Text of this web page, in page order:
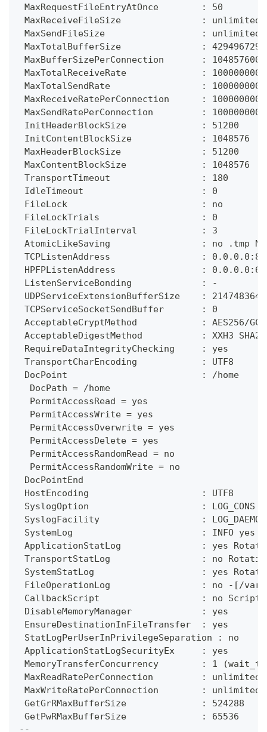
MaxRequestFileEntryAtOnce        : 50
MaxReceiveFileSize               : unlimited
MaxSendFileSize                  : unlimited
MaxTotalBufferSize               : 4294967296
MaxBufferSizePerConnection       : 104857600
MaxTotalReceiveRate              :
MaxTotalSendRate                 :
MaxReceiveRatePerConnection      :
MaxSendRatePerConnection         :
InitHeaderBlockSize              : 51200
InitContentBlockSize             : 1048576
MaxHeaderBlockSize               : 51200
MaxContentBlockSize              : 1048576
TransportTimeout                 : 180
IdleTimeout                      : 0
FileLock                         : no
FileLockTrials                   : 0
FileLockTrialInterval            : 3
AtomicLikeSaving                 : no .tmp
TCPListenAddress                 :
HPFPListenAddress                :
ListenServiceBonding             : -
UDPServiceExtensionBufferSize    : 2147483648
TCPServiceSocketSendBuffer       : 0
AcceptableCryptMethod            : AES256/GCM
AcceptableDigestMethod           : XXH3 SHA256
RequireDataIntegrityChecking     : yes
TransportCharEncoding            : UTF8
DocPoint                         : /home
  DocPath = /home
  PermitAccessRead = yes
  PermitAccessWrite = yes
  PermitAccessOverwrite = yes
  PermitAccessDelete = yes
  PermitAccessRandomRead = no
  PermitAccessRandomWrite = no
DocPointEnd
HostEncoding                     : UTF8
SyslogOption                     : LOG_CONS |
SyslogFacility                   : LOG_DAEMON
SystemLog                        : INFO yes
ApplicationStatLog               : yes
TransportStatLog                 : no
SystemStatLog                    : yes
FileOperationLog                 : no -[/var/
CallbackScript                   : no Script[~/
DisableMemoryManager             : yes
EnsureDestinationInFileTransfer  : yes
StatLogPerUserInPrivilegeSeparation : no
ApplicationStatLogSecurityEx     : yes
MemoryTransferConcurrency        : 1
MaxReadRatePerConnection         : unlimited
MaxWriteRatePerConnection        : unlimited
GetGrRMaxBufferSize              : 524288
GetPwRMaxBufferSize              : 65536
--